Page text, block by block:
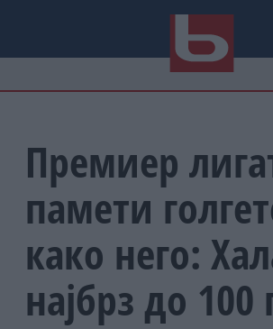
Премиер
памети
како него:
најбрз до 100